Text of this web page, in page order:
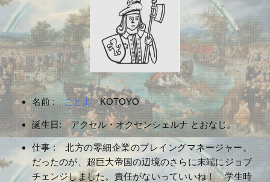
名前 :ことよKOTOYO
誕生日: アクセル・オクセンシェルナ とおなじ。
仕事 : 北方の零細企業のプレイングマネージャー。
だったのが、超巨大帝国の辺境のさらに末端にジョブ
チェンジしました。責任がないっていいね！ 学生時